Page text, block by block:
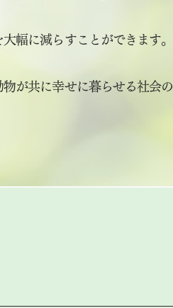
幅に減らすことができます。
が共に幸せに暮らせる社会